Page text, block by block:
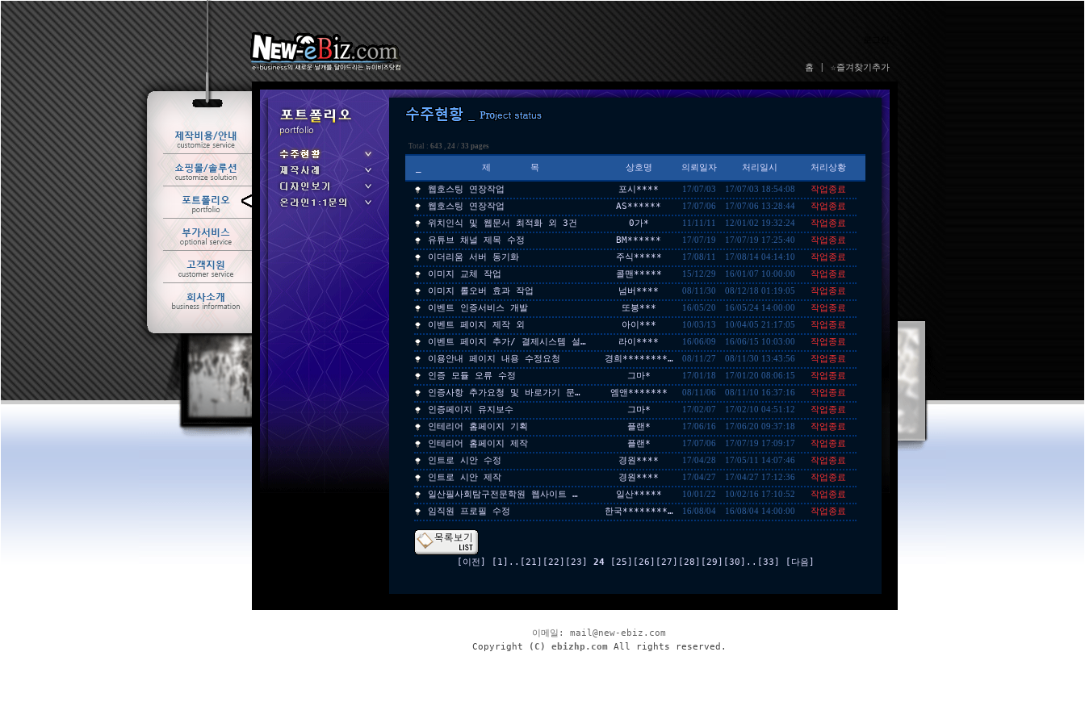
Total : 643 , 24 / 33 pages
제 목 상호명 의뢰일자 처리일시 처리상황
웹호스팅 연장작업 포시**** 17/07/03 17/07/03 18:54:08
작업종료
웹호스팅 연장작업
AS****** 17/07/06 17/07/06 13:28:44
작업종료
위치인식 및 웹문서 최적화 외 3건
0가* 11/11/11 12/01/02 19:32:24
작업종료
유튜브 채널 제목 수정
BM****** 17/07/19 17/07/19 17:25:40
작업종료
이더리움 서버 동기화
주식***** 17/08/11 17/08/14 04:14:10
작업종료
이미지 교체 작업
콜맨***** 15/12/29 16/01/07 10:00:00
작업종료
이미지 롤오버 효과 작업
넘버**** 08/11/30 08/12/18 01:19:05
작업종료
이벤트 인증서비스 개발
또봉*** 16/05/20 16/05/24 14:00:00
작업종료
이벤트 페이지 제작 외
아이*** 10/03/13 10/04/05 21:17:05
작업종료
이벤트 페이지 추가/ 결제시스템 설…
라이**** 16/06/09 16/06/15 10:03:00
작업종료
이용안내 페이지 내용 수정요청
경희********… 08/11/27 08/11/30 13:43:56
작업종료
인증 모듈 오류 수정
그마* 17/01/18 17/01/20 08:06:15
작업종료
인증사항 추가요청 및 바로가기 문…
엠앤******* 08/11/06 08/11/10 16:37:16
작업종료
인증페이지 유지보수
그마* 17/02/07 17/02/10 04:51:12
작업종료
인테리어 홈페이지 기획
플랜* 17/06/16 17/06/20 09:37:18
작업종료
인테리어 홈페이지 제작
플랜* 17/07/06 17/07/19 17:09:17
작업종료
인트로 시안 수정
경원**** 17/04/28 17/05/11 14:07:46
작업종료
인트로 시안 제작
경원**** 17/04/27 17/04/27 17:12:36
작업종료
일산필사회탐구전문학원 웹사이트 …
일산***** 10/01/22 10/02/16 17:10:52
작업종료
임직원 프로필 수정
한국********… 16/08/04 16/08/04 14:00:00 작업종료
[이전] [1] .. [21] [22] [23] 24 [25] [26] [27] [28] [29] [30] .. [33] [다음]
이메일: mail@new-ebiz.com
Copyright
(C) ebizhp.comAll rights reserved.
홈 ☆즐겨찾기추가
ㆍ 수주현황
ㆍ 제작사례